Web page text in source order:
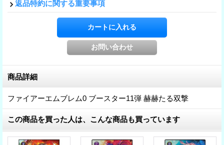
返品特約に関する重要事項
商品詳細
ファイアーエムブレム0 ブースター11弾 赫赫たる双撃
この商品を買った人は、こんな商品も買っています